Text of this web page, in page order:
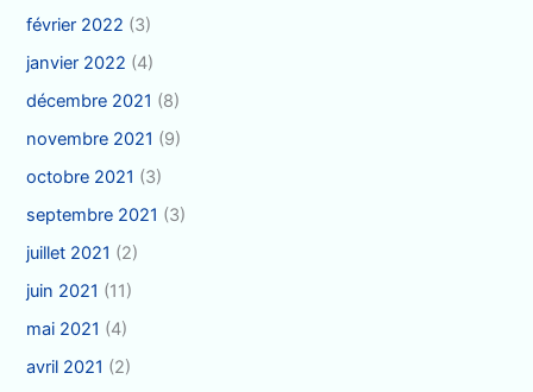
février 2022 (3)
janvier 2022 (4)
décembre 2021 (8)
novembre 2021 (9)
octobre 2021 (3)
septembre 2021 (3)
juillet 2021 (2)
juin 2021 (11)
mai 2021 (4)
avril 2021 (2)